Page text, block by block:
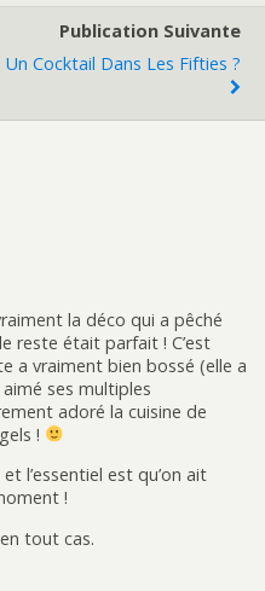
Publication Suivante
Un Cocktail Dans Les Fifties ?
la déco qui a pêché
reste était parfait ! C’est
a vraiment bien bossé (elle a
ses multiples
adoré la cuisine de
!
et l’essentiel est qu’on ait
!
tout cas.